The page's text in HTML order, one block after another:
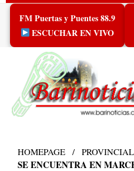
Skip
content
FM Puertas y Puentes 88.9
ESCUCHAR EN VIVO
HOMEPAGE
SE ENCUENTRA EN